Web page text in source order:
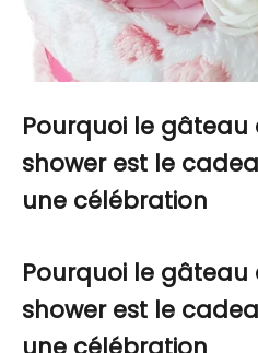
Pourquoi le
shower est le
une célébration
Pourquoi le
shower est le